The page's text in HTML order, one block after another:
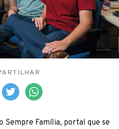
Sempre Família, portal que se